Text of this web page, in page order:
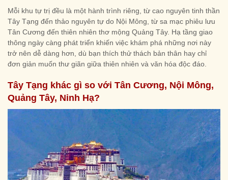
Mỗi khu tự trị đều là một hành trình riêng, từ cao nguyên tinh thần
Tây Tạng đến thảo nguyên tự do Nội Mông, từ sa mạc phiêu lưu
Tân Cương đến thiên nhiên thơ mộng Quảng Tây. Hạ tầng giao
thông ngày càng phát triển khiến việc khám phá những nơi này
trở nên dễ dàng hơn, dù bạn thích thử thách bản thân hay chỉ
đơn giản muốn thư giãn giữa thiên nhiên và văn hóa độc đáo.
Tây Tạng khác gì so với Tân Cương, Nội Mông,
Quảng Tây, Ninh Hạ?